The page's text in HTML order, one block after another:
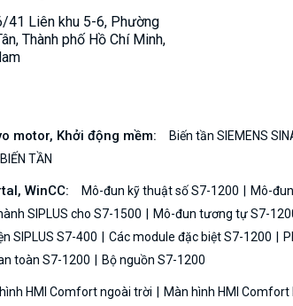
41 Liên khu 5-6, Phường
Thành phố Hồ Chí Minh,
motor, Khởi động mềm: Biến tần SIEMENS
BIẾN TẦN
WinCC: Mô-đun kỹ thuật số S7-1200 Mô-
SIPLUS cho S7-1500 Mô-đun tương tự S7-
SIPLUS S7-400 Các module đặc biệt S7-1200
toàn S7-1200 Bộ nguồn S7-1200
HMI Comfort ngoài trời Màn hình HMI Comfort